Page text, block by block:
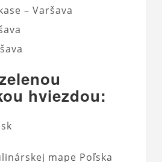
– Varšava
hviezdou:
mape Poľska